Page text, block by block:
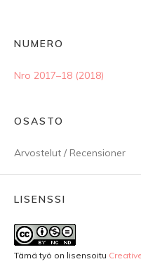
NUMERO
Nro 2017–18 (2018)
OSASTO
Arvostelut / Recensioner
LISENSSI
Tämä työ on lisensoitu